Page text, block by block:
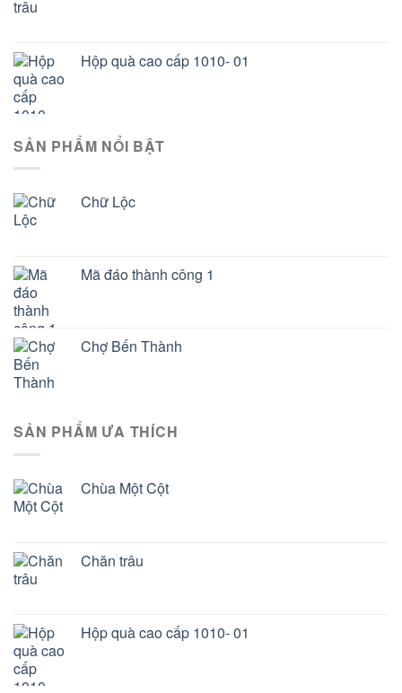
Hộp quà cao cấp 1010- 01
SẢN PHẨM NỔI BẬT
Chữ Lộc
Mã đáo thành công 1
Chợ Bến Thành
SẢN PHẨM ƯA THÍCH
Chùa Một Cột
Chăn trâu
Hộp quà cao cấp 1010- 01